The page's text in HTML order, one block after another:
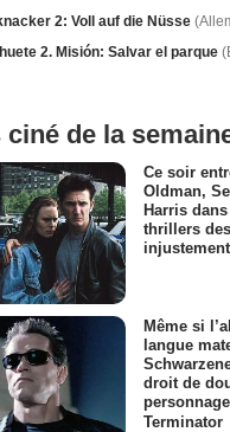
2: Voll auf die Nüsse
2. Misión: Salvar el parque
ciné de la
Ce soir
Oldman,
Harris
thrillers
Même si
langue
droit de
Terminator